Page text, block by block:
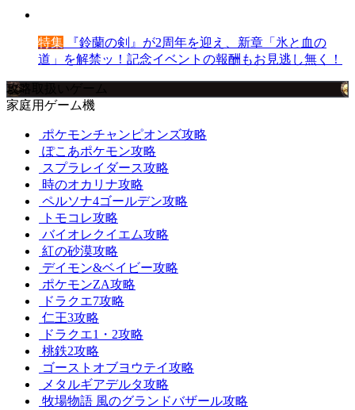
特集 『鈴蘭の剣』が2周年を迎え、新章「氷と血の
道」を解禁ッ！記念イベントの報酬もお見逃し無く！
攻略取扱いゲーム
家庭用ゲーム機
ポケモンチャンピオンズ攻略
ぽこあポケモン攻略
スプラレイダース攻略
時のオカリナ攻略
ペルソナ4ゴールデン攻略
トモコレ攻略
バイオレクイエム攻略
紅の砂漠攻略
デイモン&ベイビー攻略
ポケモンZA攻略
ドラクエ7攻略
仁王3攻略
ドラクエ1・2攻略
桃鉄2攻略
ゴーストオブヨウテイ攻略
メタルギアデルタ攻略
牧場物語 風のグランドバザール攻略